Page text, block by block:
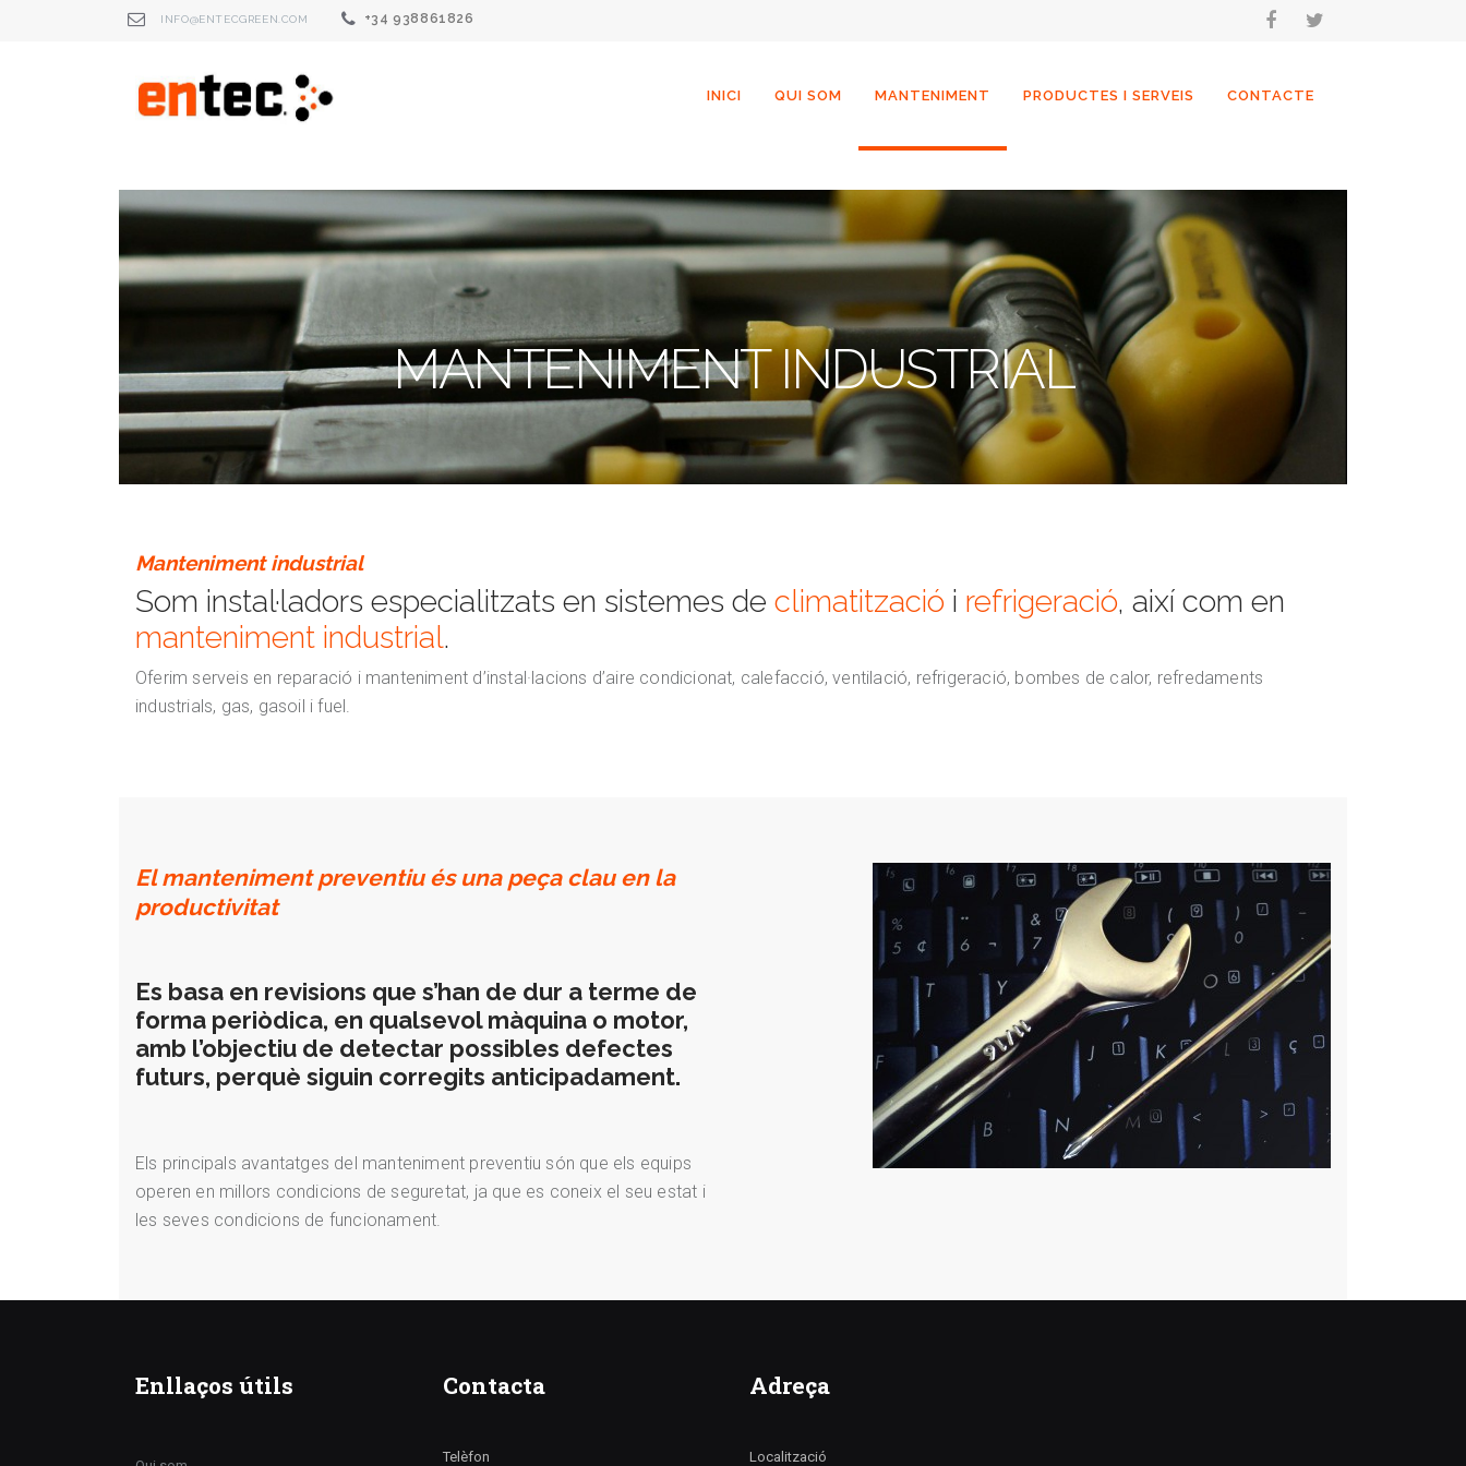
INFO@ENTECGREEN.COM +34 938861826
INICI QUI SOM MANTENIMENT PRODUCTES I SERVEIS CONTACTE
MANTENIMENT INDUSTRIAL
Manteniment industrial
Som instal·ladors especialitzats en sistemes de climatització i refrigeració, així com en
manteniment industrial.
Oferim serveis en reparació i manteniment d’instal·lacions d’aire condicionat, calefacció, ventilació, refrigeració, bombes de calor, refredaments
industrials, gas, gasoil i fuel.
El manteniment preventiu és una peça clau en la
productivitat
Es basa en revisions que s’han de dur a terme de
forma periòdica, en qualsevol màquina o motor,
amb l’objectiu de detectar possibles defectes
futurs, perquè siguin corregits anticipadament.
Els principals avantatges del manteniment preventiu són que els equips
operen en millors condicions de seguretat, ja que es coneix el seu estat i
les seves condicions de funcionament.
Enllaços útils Contacta
Telèfon
Adreça
Localització